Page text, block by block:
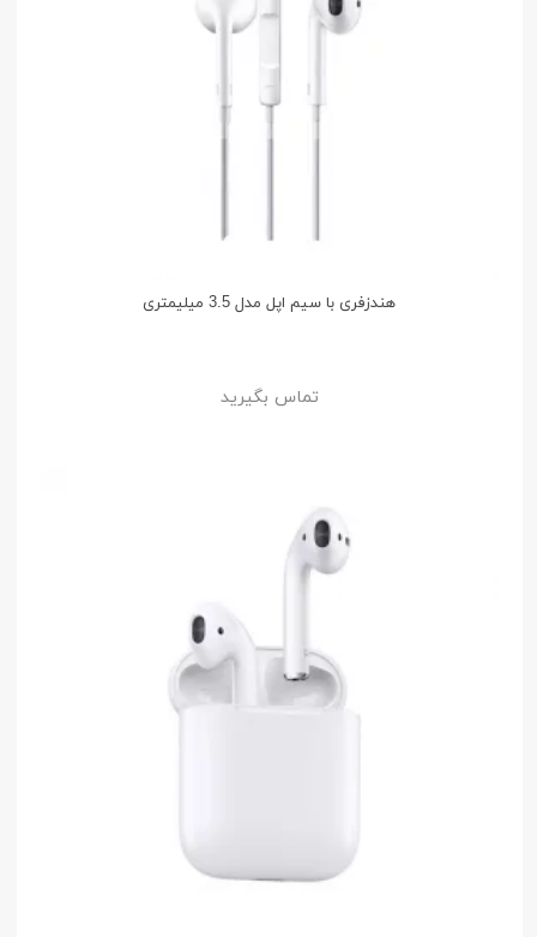
هندزفری با سیم اپل مدل 3.5 میلیمتری
تماس بگیرید